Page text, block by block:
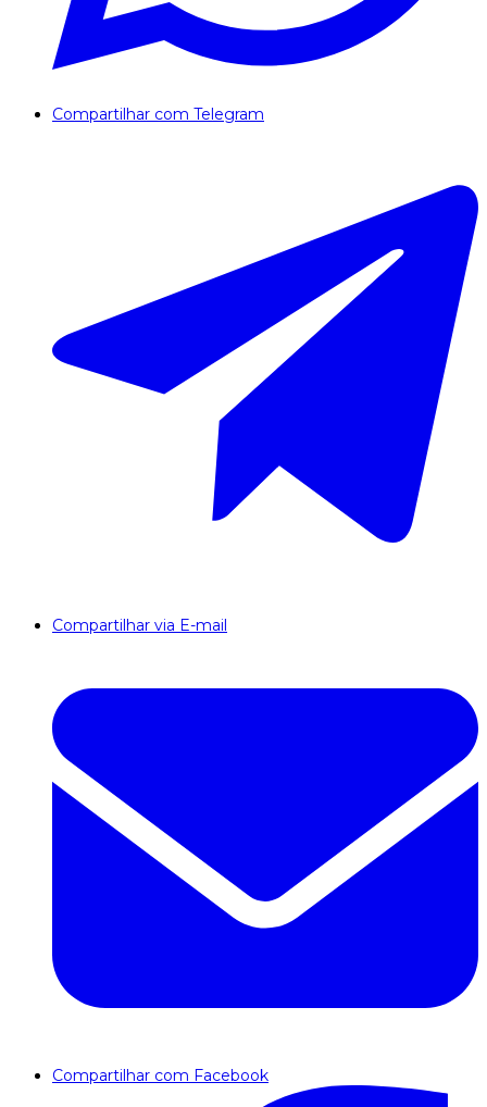
Compartilhar com Telegram
Compartilhar via E-mail
Compartilhar com Facebook